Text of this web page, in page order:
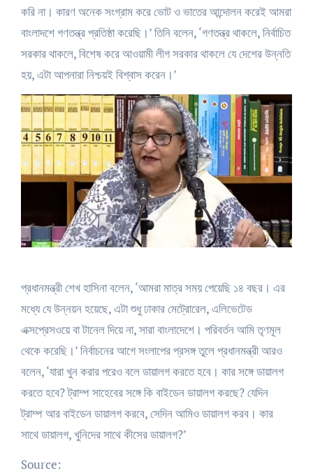
করি না। কারণ অনেক সংগ্রাম করে ভোট ও ভাতের আন্দোলন করেই আমরা
বাংলাদশে গণতন্ত্র প্রতিষ্ঠা করেছি।’ তিনি বলেন, ‘গণতন্ত্র থাকলে, নির্বাচিত
সরকার থাকলে, বিশেষ করে আওয়ামী লীগ সরকার থাকলে যে দেশের উন্নতি
হয়, এটা আপনারা নিশ্চয়ই বিশ্বাস করেন।’
প্রধানমন্ত্রী শেখ হাসিনা বলেন, ‘আমরা মাত্র সময় পেয়েছি ১৪ বছর। এর
মধ্যে যে উন্নয়ন হয়েছে, এটা শুধু ঢাকার মেট্রোরেল, এলিভেটেড
এক্সপ্রেসওয়ে বা টানেল দিয়ে না, সারা বাংলাদেশে। পরিবর্তন আমি তৃণমূল
থেকে করেছি।’ নির্বাচনের আগে সংলাপের প্রসঙ্গ তুলে প্রধানমন্ত্রী আরও
বলেন, ‘যারা খুন করার পরেও বলে ডায়ালগ করতে হবে। কার সঙ্গে ডায়ালগ
করতে হবে? ট্রাম্প সাহেবের সঙ্গে কি বাইডেন ডায়ালগ করছে? যেদিন
ট্রাম্প আর বাইডেন ডায়ালগ করবে, সেদিন আমিও ডায়ালগ করব। কার
সাথে ডায়ালগ, খুনিদের সাথে কীসের ডায়ালগ?’
Source: